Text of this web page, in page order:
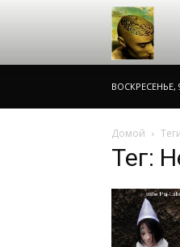
ВОСКРЕСЕНЬЕ,
Домой
Тег: